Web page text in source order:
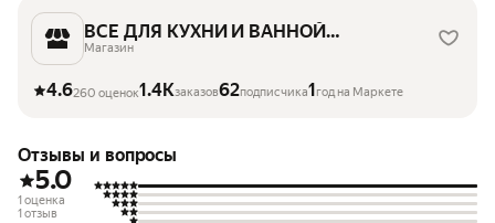
ВСЕ ДЛЯ КУХНИ И ВАННОЙ
RULIN
Магазин
4.6260 оценок1.4Kзаказов62подписчика1год на Маркете
Отзывы и вопросы
5.0
1 оценка
1 отзыв